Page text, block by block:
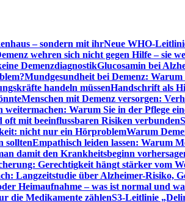
– sondern mit ihrNeue WHO-
wehren sich nicht gegen Hilfe – sie
DemenzdiagnostikGlucosamin bei
Mundgesundheit bei Demenz:
handeln müssenHandschrift als
Menschen mit Demenz versorgen:
Warum Sie in der Pflege
oft mit beeinflussbaren Risiken verbunden
nicht nur ein HörproblemWarum
solltenEmpathisch leiden lassen: Warum
damit den Krankheitsbeginn
Gerechtigkeit hängt stärker vom
Langzeitstudie über Alzheimer-Risiko,
Heimaufnahme – was ist normal und
die Medikamente zählenS3-Leitlinie